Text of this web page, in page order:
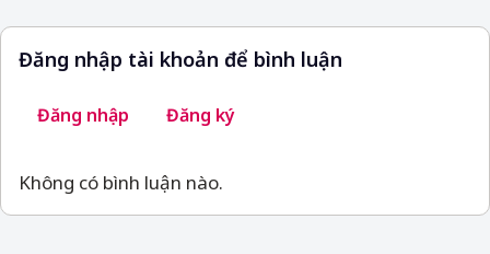
Đăng nhập tài khoản để bình luận
Đăng nhập Đăng ký
Không có bình luận nào.